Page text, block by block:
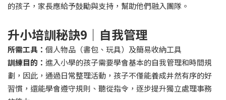
的孩子，家長應給予鼓勵與支持，幫助他們融入團隊。
升小培訓秘訣9｜自我管理
所需工具： 個人物品（書包、玩具）及簡易收納工具
訓練目的： 進入小學的孩子需要學會基本的自我管理和時間規
劃，因此，通過日常整理活動，孩子不僅能養成井然有序的好
習慣，還能學會遵守規則、聽從指令，逐步提升獨立處理事務